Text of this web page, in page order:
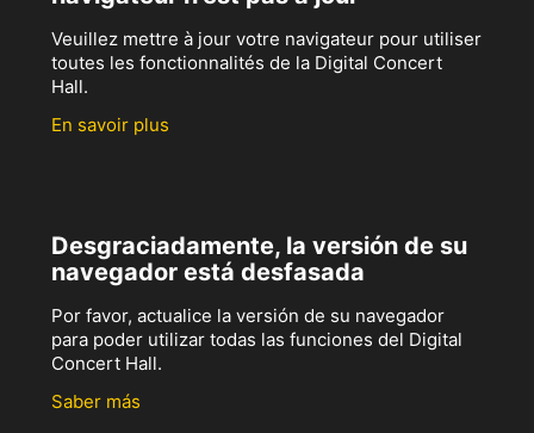
Veuillez mettre à jour votre navigateur pour utiliser
toutes les fonctionnalités de la Digital Concert
Hall.
En savoir plus
Desgraciadamente, la versión de su
navegador está desfasada
Por favor, actualice la versión de su navegador
para poder utilizar todas las funciones del Digital
Concert Hall.
Saber más